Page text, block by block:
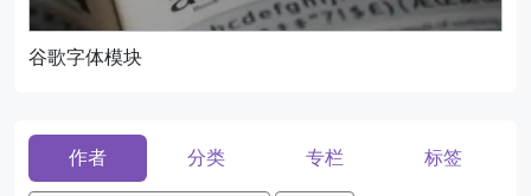
谷歌字体模块
作者 分类 专栏 标签